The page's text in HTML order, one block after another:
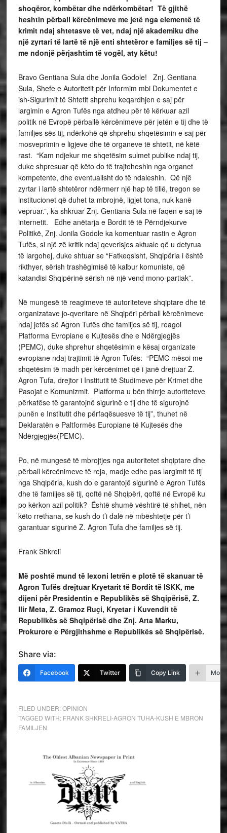
shoqëror, kombëtar dhe ndërkombëtar! Të gjithë
heshtin përball kërcënimeve me jetë nga elementë të
krimit ndaj shtetasve të vet, ndaj një akademiku dhe
një zyrtari të lartë të një enti shtetëror e familjes së tij –
me ndonjë përjashtim të vogël, aty këtu!
Bravo Gentiana Sula dhe Jonila Godole! Znj. Gentiana
Sula, Shefe e Autoritetit për Informim mbi Dokumentet e
ish-Sigurimit të Shtetit shprehu keqardhjen e saj për
largimin e Agron Tufës nga atdheu për të kërkuar azil
politik në Evropë përballë kërcënimeve për jetën e tij dhe të
familjes sës tij, ndërkohë që shprehu shqetësimin e saj për
mosveprimin e ligjeve dhe të organeve të shtetit, në këtë
rast. “Kam ndjekur me shqetësim sulmet publike ndaj tij,
duke shpresuar që këto do të trajtoheshin nga organet
kompetente, dhe eventualisht do të ndaleshin. Që një
zyrtar i lartë shtetëror ndërmerr një hap të tillë, tregon se
institucionet që duhet ta mbrojnë, ligjet tona, nuk kanë
vepruar.”, ka shkruar Znj. Gentiana Sula në faqen e saj të
internetit. Edhe anëtarja e Bordit të të Përndjekurve
Politikë, Znj. Jonila Godole ka komentuar rastin e Agron
Tufës, si një zë kritik ndaj qeverisjes aktuale që u detyrua
të largohej, duke shtuar se “Fatkeqsisht, Shqipëria i është
rikthyer, sërish trashëgimisë të kalbur komuniste, që
katandisi Shqipërinë sërish në një vend mono-partiak”.
Në mungesë të reagimeve të autoriteteve shqiptare dhe të
organizatave jo-qveritare në Shqipëri përball kërcënimeve
ndaj jetës së Agron Tufës dhe familjes së tij, reagoi
Platforma Evropiane e Kujtesës dhe e Ndërgjegjës
(PEMC), duke shprehur shqetësimin e kësaj organizate
evropiane ndaj trajtimit të Agron Tufës: “PEMC mësoi me
shqetësim të madh për kërcënimet që i janë drejtuar Z.
Agron Tufa, drejtor i Institutit të Studimeve për Krimet dhe
Pasojat e Komunizmit. Platforma u bën thirrje autoriteteve
përkatëse të garantojnë sigurinë e tij dhe të sigurojnë
punën e Institutit dhe përfaqësuesve të tij”, thuhet në
Deklaratën e Paltformës Europiane të Kujtesës dhe
Ndërgjegjës(PEMC).
Po, në mungesë të mbrojtjes nga autoritetet shqiptare dhe
përball kërcënimeve të reja, madje edhe pas largimit të tij
nga Shqipëria, kush do e garantojë sigurinë e Agron Tufës
dhe të familjes së tij, qoftë në Shqipëri, qoftë në Evropë ku
po kërkon azil politik? Është shumë vështirë të shihet, nën
këto rrethana, se kush do t’i dalë në mbështetje për t’i
garantuar sigurinë Z. Agron Tufa dhe familjes së tij.
Frank Shkreli
Më poshtë mund të lexoni letrën e plotë të skanuar të
Agron Tufës drejtuar Kryetarit të Bordit të ISKK, me
dijeni për Presidentin e Republikës së Shqipërisë, Z.
Ilir Meta, Z. Gramoz Ruçi, Kryetar i Kuvendit të
Republikës së Shqipërisë dhe Znj. Arta Marku,
Prokurore e Përgjithshme e Republikës së Shqipërisë.
Share via:
Facebook Twitter Copy Link More
FILED UNDER:OPINION
TAGGED WITH: FRANK SHKRELI-AGRON TUHA-KUSH E MBRON
FAMILJEN